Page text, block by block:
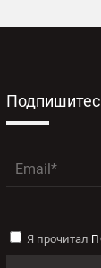
Я прочитал